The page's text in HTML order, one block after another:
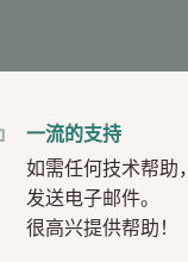
一流的支持
如需任何技术帮助
发送电子邮件。
很高兴提供帮助！